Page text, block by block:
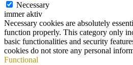
Necessary
immer aktiv
Necessary cookies are absolutely
function properly. This category only
basic functionalities and security
cookies do not store any personal
Functional